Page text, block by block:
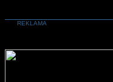
REKLAMA